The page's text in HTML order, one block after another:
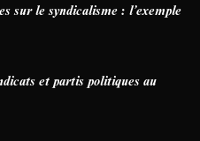
sur le syndicalisme : l’exemple
et partis politiques au